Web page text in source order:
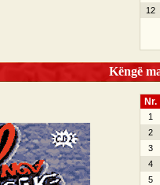
12
Këngë
Nr.
1
2
3
4
5